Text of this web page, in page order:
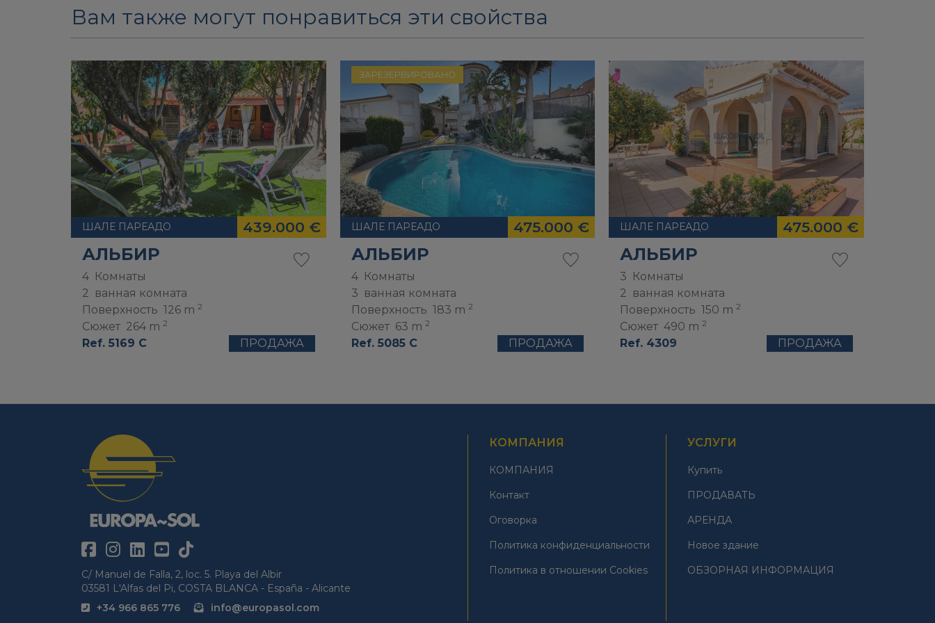
Вам также могут понравиться эти свойства
ШАЛЕ ПАРЕАДО 439.000 €
АЛЬБИР
4 Комнаты
2 ванная комната
Поверхность 126 m 2
Сюжет 264 m 2
Ref. 5169 C ПРОДАЖА
ЗАРЕЗЕРВИРОВАНО
ШАЛЕ ПАРЕАДО 475.000 €
АЛЬБИР
4 Комнаты
3 ванная комната
Поверхность 183 m 2
Сюжет 63 m 2
Ref. 5085 C ПРОДАЖА
ШАЛЕ ПАРЕАДО 475.000 €
АЛЬБИР
3 Комнаты
2 ванная комната
Поверхность 150 m 2
Сюжет 490 m 2
Ref. 4309 ПРОДАЖА
C/ Manuel de Falla, 2, loc. 5. Playa del Albir
03581 L'Alfas del Pi, COSTA BLANCA - España - Alicante
+34 966 865 776
info@europasol.com
КОМПАНИЯ
КОМПАНИЯ
Контакт
Оговорка
Политика конфиденциальности
Политика в отношении Cookies
УСЛУГИ
Купить
ПРОДАВАТЬ
АРЕНДА
Новое здание
ОБЗОРНАЯ ИНФОРМАЦИЯ